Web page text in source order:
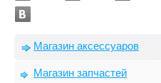
Магазин аксессуаров
Магазин запчастей